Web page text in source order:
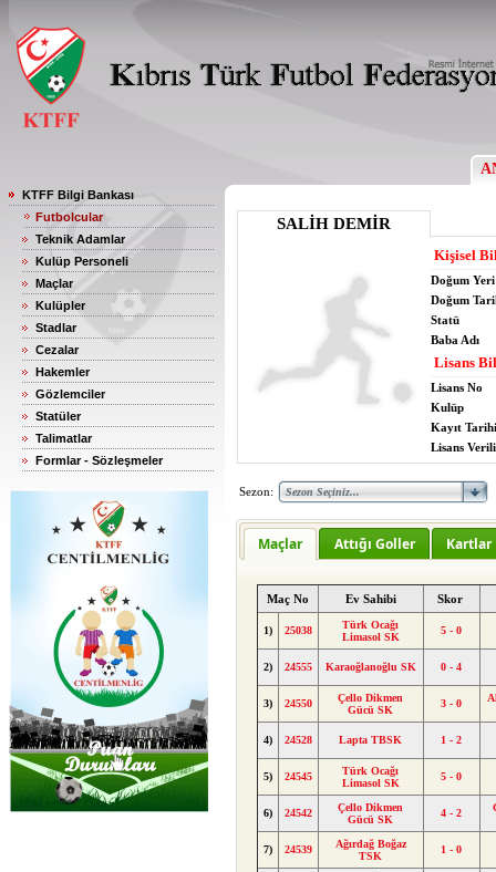
KTFF Bilgi Bankası
Futbolcular
Teknik Adamlar
Kulüp Personeli
Maçlar
Kulüpler
Stadlar
Cezalar
Hakemler
Gözlemciler
Statüler
Talimatlar
Formlar - Sözleşmeler
SALİH DEMİR
Kişisel
Doğum Yeri
Doğum
Statü
Baba Adı
Lisans
Lisans No
Kulüp
Kayıt Tarihi
Lisans
Sezon:
Maçlar Attığı Goller Kartlar
Maç No Ev Sahibi Skor
1) 25038
Türk Ocağı
Limasol SK
5 - 0
2) 24555 Karaoğlanoğlu SK 0 - 4
3) 24550
Çello Dikmen
Gücü SK
3 - 0
4) 24528 Lapta TBSK 1 - 2
5) 24545
Türk Ocağı
Limasol SK
5 - 0
6) 24542
Çello Dikmen
Gücü SK
4 - 2
7) 24539
Ağırdağ Boğaz
TSK
1 - 0